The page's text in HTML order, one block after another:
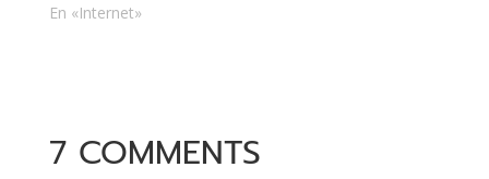
dirección en que se
organizar un poco
mejor…
En «Internet»
7 COMMENTS